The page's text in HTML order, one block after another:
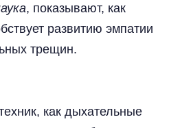
, показывают, как
развитию эмпатии
трещин.
как дыхательные